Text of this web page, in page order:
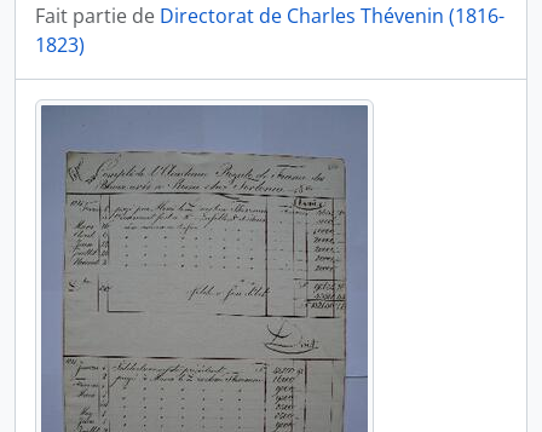
Fait partie de Directorat de Charles Thévenin (1816-
1823)